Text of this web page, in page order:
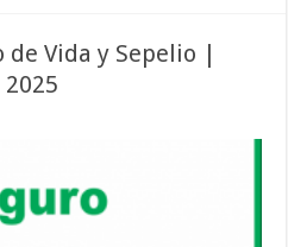
Vida y Sepelio |